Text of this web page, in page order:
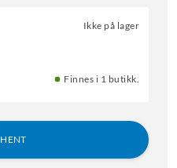
Ikke på lager
Finnes i 1 butikk.
HENT